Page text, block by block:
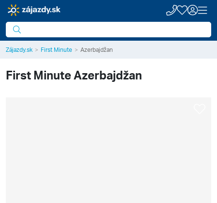
Zájazdy.sk First Minute Azerbajdžan
First MinuteAzerbajdžan